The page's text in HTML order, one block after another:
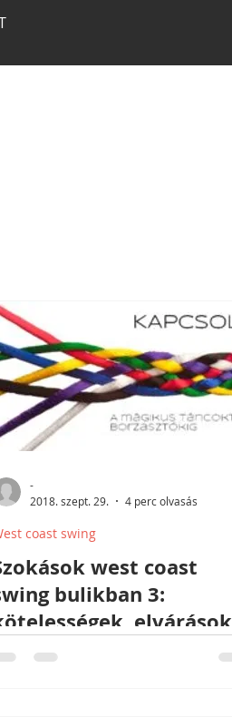
-
2018. szept. 29.
4 perc olvasás
coast swing
west coast
bulikban 3:
elvárások
kívánságok